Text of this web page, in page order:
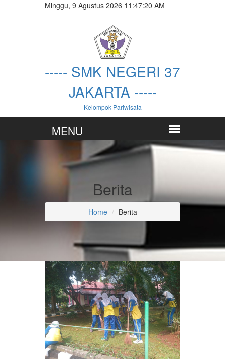
Minggu, 9 Agustus 2026 11:47:21 AM
----- SMK NEGERI 37
JAKARTA -----
----- Kelompok Pariwisata -----
Berita
Home Berita